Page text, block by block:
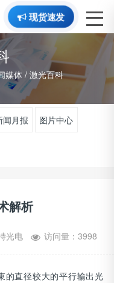
现货速发
媒体/ 激光百科
闻月报 图片中心
解析
光电 访问量：3998
的直径较大的平行输出光